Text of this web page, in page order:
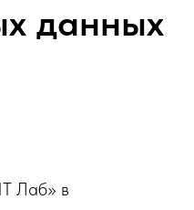
данных
Лаб» в